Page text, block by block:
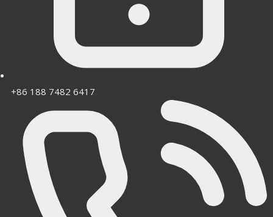
+86 188 7482 6417